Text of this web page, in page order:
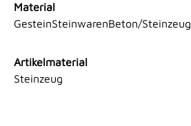
Material
GesteinSteinwarenBeton/Steinzeug
Artikelmaterial
Steinzeug